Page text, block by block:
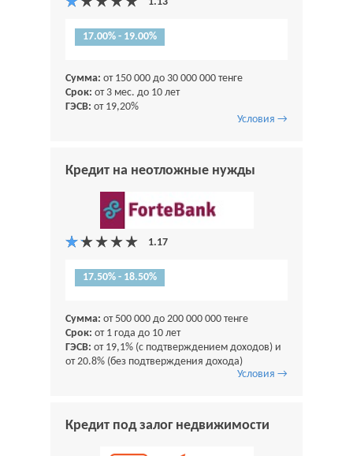
17.00% - 19.00%
Сумма: от 150 000 до 30 000 000 тенге
Срок: от 3 мес. до 10 лет
ГЭСВ: от 19,20%
Условия →
Кредит на неотложные нужды
17.50% - 18.50%
Сумма: от 500 000 до 200 000 000 тенге
Срок: от 1 года до 10 лет
ГЭСВ: от 19,1% (с подтверждением доходов) и
от 20.8% (без подтверждения дохода)
Условия →
Кредит под залог недвижимости